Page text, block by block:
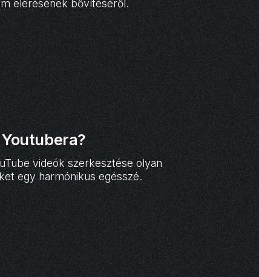
elérésének bővítéséről.
videók szerkesztése olyan
egy harmónikus egésszé.